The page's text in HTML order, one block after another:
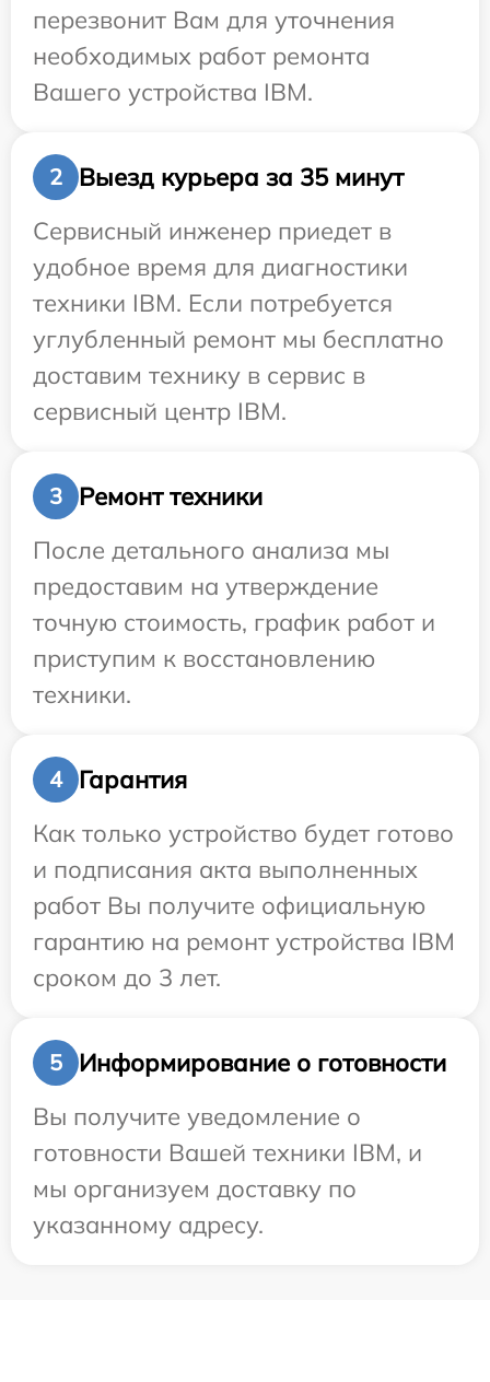
перезвонит Вам для уточнения
необходимых работ ремонта
Вашего устройства IBM.
2
Выезд курьера за 35 минут
Сервисный инженер приедет в
удобное время для диагностики
техники IBM. Если потребуется
углубленный ремонт мы бесплатно
доставим технику в сервис в
сервисный центр IBM.
3
Ремонт техники
После детального анализа мы
предоставим на утверждение
точную стоимость, график работ и
приступим к восстановлению
техники.
4
Гарантия
Как только устройство будет готово
и подписания акта выполненных
работ Вы получите официальную
гарантию на ремонт устройства IBM
сроком до 3 лет.
5
Информирование о готовности
Вы получите уведомление о
готовности Вашей техники IBM, и
мы организуем доставку по
указанному адресу.